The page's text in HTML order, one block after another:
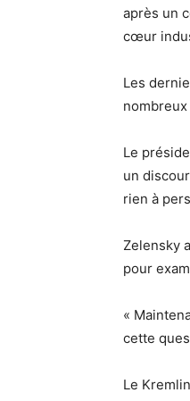
après un
cœur
Les
Le
un
rien à
Zelensky
pour
«
cette
Le